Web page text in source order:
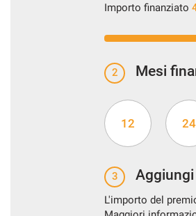
Importo finanziato
2 Mesi
12 24
3
L'importo del